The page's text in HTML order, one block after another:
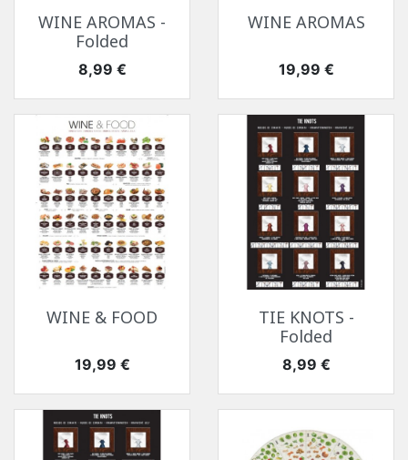
WINE AROMAS -
Folded
Цена
8,99 €
WINE AROMAS
Цена
19,99 €
WINE & FOOD
Цена
19,99 €
TIE KNOTS -
Folded
Цена
8,99 €